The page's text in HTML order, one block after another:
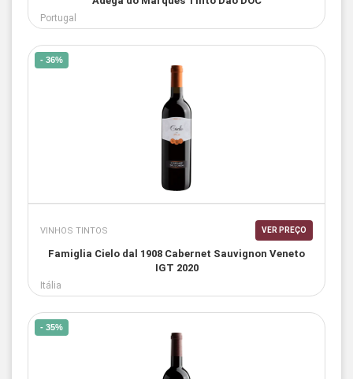
Portugal
- 36%
VINHOS TINTOS VER PREÇO
Famiglia Cielo dal 1908 Cabernet Sauvignon Veneto
IGT 2020
Itália
- 35%